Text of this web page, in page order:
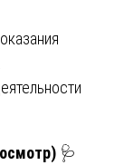
🩺